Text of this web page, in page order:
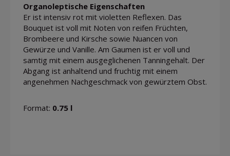
Organoleptische Eigenschaften
Er ist intensiv rot mit violetten Reflexen. Das
Bouquet ist voll mit Noten von reifen Früchten,
Brombeere und Kirsche sowie Nuancen von
Gewürze und Vanille. Am Gaumen ist er voll und
samtig mit einem ausgeglichenen Tanningehalt. Der
Abgang ist anhaltend und fruchtig mit einem
angenehmen Nachgeschmack von gewürztem Obst.
Format: 0.75 l